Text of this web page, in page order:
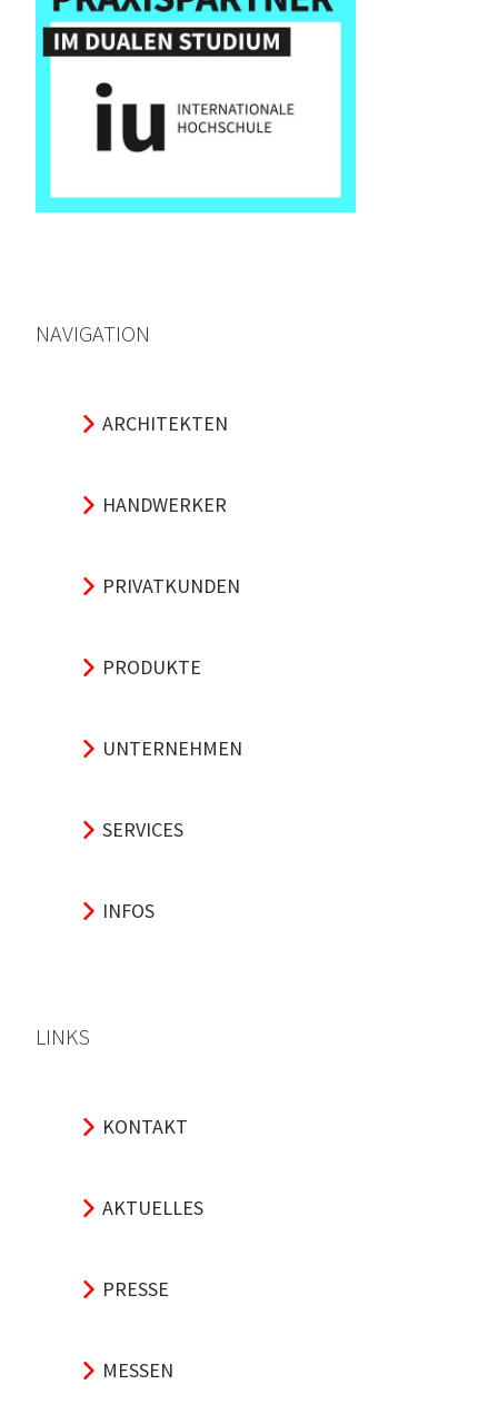
NAVIGATION
ARCHITEKTEN
HANDWERKER
PRIVATKUNDEN
PRODUKTE
UNTERNEHMEN
SERVICES
INFOS
LINKS
KONTAKT
AKTUELLES
PRESSE
MESSEN